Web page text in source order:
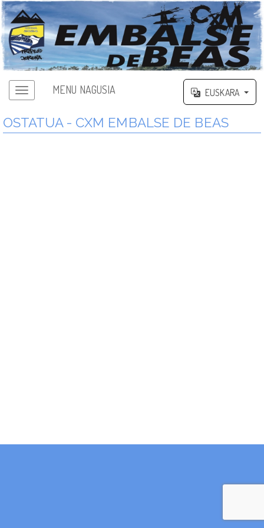
MENU NAGUSIA EUSKARA
OSTATUA - CXM EMBALSE DE BEAS